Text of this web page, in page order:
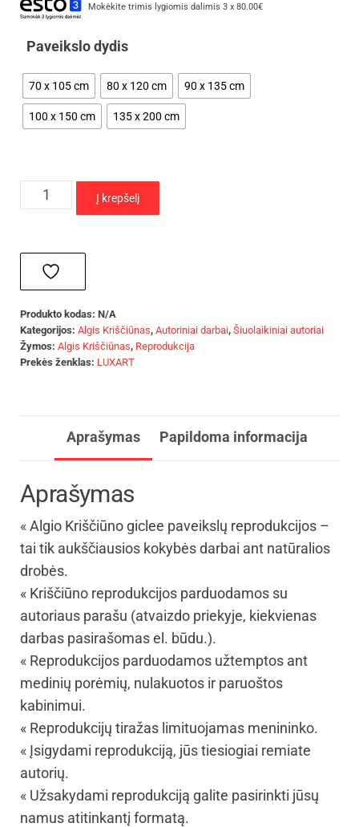
Mokėkite trimis lygiomis dalimis 3 x 80.00€
Paveikslo dydis
70 x 105 cm 80 x 120 cm 90 x 135 cm
100 x 150 cm 135 x 200 cm
Į krepšelį
Produkto kodas: N/A
Kategorijos: Algis Kriščiūnas, Autoriniai darbai, Šiuolaikiniai autoriai
Žymos: Algis Kriščiūnas, Reprodukcija
Prekės ženklas: LUXART
Aprašymas Papildoma informacija
Aprašymas
« Algio Kriščiūno giclee paveikslų reprodukcijos –
tai tik aukščiausios kokybės darbai ant natūralios
drobės.
« Kriščiūno reprodukcijos parduodamos su
autoriaus parašu (atvaizdo priekyje, kiekvienas
darbas pasirašomas el. būdu.).
« Reprodukcijos parduodamos užtemptos ant
medinių porėmių, nulakuotos ir paruoštos
kabinimui.
« Reprodukcijų tiražas limituojamas menininko.
« Įsigydami reprodukciją, jūs tiesiogiai remiate
autorių.
« Užsakydami reprodukciją galite pasirinkti jūsų
namus atitinkantį formatą.